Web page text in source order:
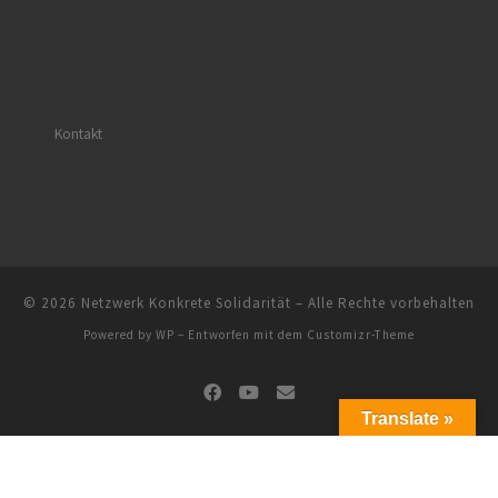
Kontakt
© 2026 Netzwerk Konkrete Solidarität – Alle Rechte vorbehalten
Powered by WP – Entworfen mit dem Customizr-Theme
Translate »